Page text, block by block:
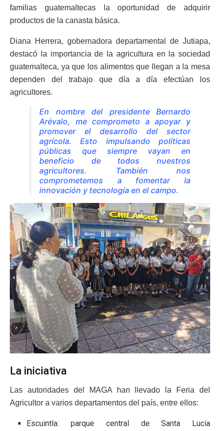
familias guatemaltecas la oportunidad de adquirir
productos de la canasta básica.
Diana Herrera, gobernadora departamental de Jutiapa,
destacó la importancia de la agricultura en la sociedad
guatemalteca, ya que los alimentos que llegan a la mesa
dependen del trabajo que día a día efectúan los
agricultores.
En nombre del presidente Bernardo
Arévalo, me comprometo a apoyar y
promover el desarrollo del sector
agrícola. Esto impulsando políticas
públicas que siempre vayan en
beneficio de todos nuestros
agricultores. También nos
comprometemos a fomentar la
innovación y tecnología en el campo.
La iniciativa
Las autoridades del MAGA han llevado la Feria del
Agricultor a varios departamentos del país, entre ellos:
Escuintla: parque central de Santa Lucía